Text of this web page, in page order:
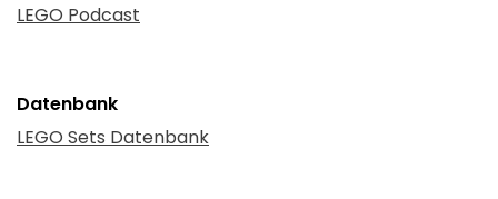
LEGO Podcast
Datenbank
LEGO Sets Datenbank